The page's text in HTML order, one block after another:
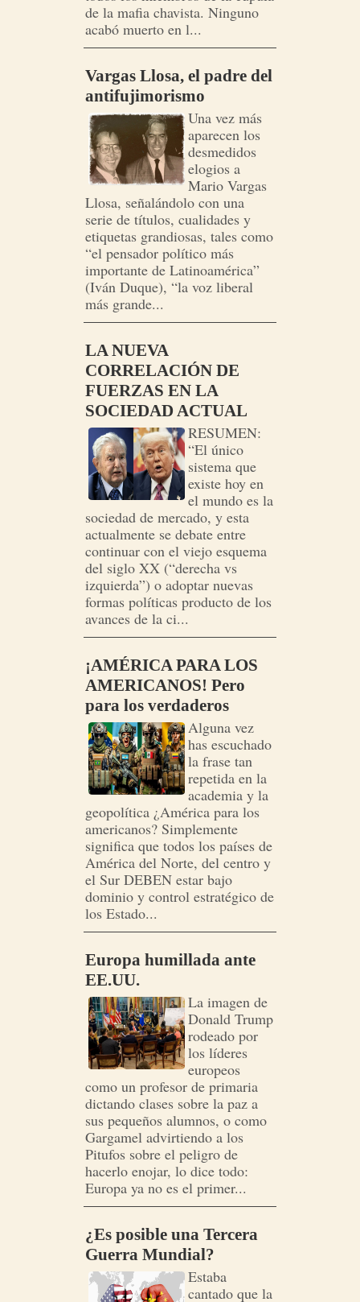
de la mafia chavista. Ninguno
acabó muerto en l...
Vargas Llosa, el padre del
antifujimorismo
Una vez más
aparecen los
desmedidos
elogios a
Mario Vargas
Llosa, señalándolo con una
serie de títulos, cualidades y
etiquetas grandiosas, tales como
“el pensador político más
importante de Latinoamérica”
(Iván Duque), “la voz liberal
más grande...
LA NUEVA
CORRELACIÓN DE
FUERZAS EN LA
SOCIEDAD ACTUAL
RESUMEN:
“El único
sistema que
existe hoy en
el mundo es la
sociedad de mercado, y esta
actualmente se debate entre
continuar con el viejo esquema
del siglo XX (“derecha vs
izquierda”) o adoptar nuevas
formas políticas producto de los
avances de la ci...
¡AMÉRICA PARA LOS
AMERICANOS! Pero
para los verdaderos
Alguna vez
has escuchado
la frase tan
repetida en la
academia y la
geopolítica ¿América para los
americanos? Simplemente
significa que todos los países de
América del Norte, del centro y
el Sur DEBEN estar bajo
dominio y control estratégico de
los Estado...
Europa humillada ante
EE.UU.
La imagen de
Donald Trump
rodeado por
los líderes
europeos
como un profesor de primaria
dictando clases sobre la paz a
sus pequeños alumnos, o como
Gargamel advirtiendo a los
Pitufos sobre el peligro de
hacerlo enojar, lo dice todo:
Europa ya no es el primer...
¿Es posible una Tercera
Guerra Mundial?
Estaba
cantado que la